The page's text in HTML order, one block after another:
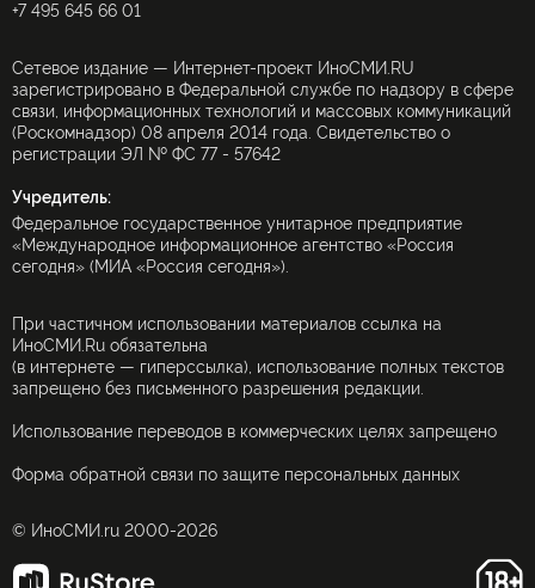
+7 495 645 66 01
Сетевое издание — Интернет-проект ИноСМИ.RU
зарегистрировано в Федеральной службе по надзору в сфере
связи, информационных технологий и массовых коммуникаций
(Роскомнадзор) 08 апреля 2014 года. Свидетельство о
регистрации ЭЛ № ФС 77 - 57642
Учредитель:
Федеральное государственное унитарное предприятие
«Международное информационное агентство «Россия
сегодня» (МИА «Россия сегодня»).
При частичном использовании материалов ссылка на
ИноСМИ.Ru обязательна
(в интернете — гиперссылка), использование полных текстов
запрещено без письменного разрешения редакции.
Использование переводов в коммерческих целях запрещено
Форма обратной связи по защите персональных данных
© ИноСМИ.ru 2000-2026